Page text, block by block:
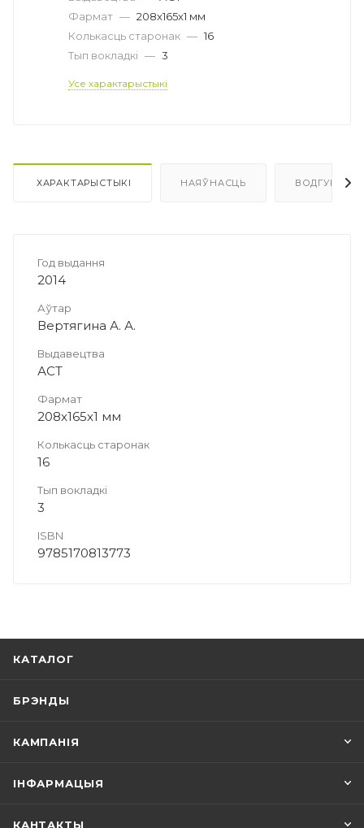
Фармат — 208x165x1 мм
Колькасць старонак — 16
Тып вокладкі — 3
Усе характарыстыкі
ХАРАКТАРЫСТЫКІ НАЯЎНАСЦЬ ВОДГУКІ
Год выдання
2014
Аўтар
Вертягина А. А.
Выдавецтва
АСТ
Фармат
208x165x1 мм
Колькасць старонак
16
Тып вокладкі
3
ISBN
9785170813773
КАТАЛОГ
БРЭНДЫ
КАМПАНІЯ
ІНФАРМАЦЫЯ
КАНТАКТЫ